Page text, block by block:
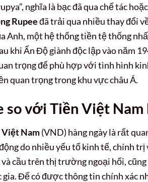
nghĩa là bạc đã qua chế tác
Rupeeđã trải qua nhiều thay đổi
Anh, một hệ thống tiền tệ thống
khi Ấn Độ giành độc lập vào năm
trọng để phù hợp với tình hình
quan trọng trong khu vực châu Á.
so với Tiền Việt Nam
Nam(VND) hàng ngày là rất
do nhiều yếu tố kinh tế, chính
cầu trên thị trường ngoại hối,
Để có được thông tin chính xác